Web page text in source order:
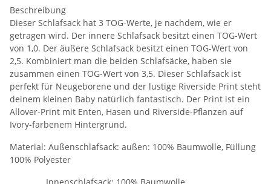
Beschreibung
Dieser Schlafsack hat 3 TOG-Werte, je nachdem, wie er
getragen wird. Der innere Schlafsack besitzt einen TOG-Wert
von 1,0. Der äußere Schlafsack besitzt einen TOG-Wert von
2,5. Kombiniert man die beiden Schlafsäcke, haben sie
zusammen einen TOG-Wert von 3,5. Dieser Schlafsack ist
perfekt für Neugeborene und der lustige Riverside Print steht
deinem kleinen Baby natürlich fantastisch. Der Print ist ein
Allover-Print mit Enten, Hasen und Riverside-Pflanzen auf
Ivory-farbenem Hintergrund.
Material: Außenschlafsack: außen: 100% Baumwolle, Füllung
100% Polyester